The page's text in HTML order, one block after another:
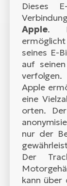
Dieses
Apple.
seines E-
auf
Apple
eine
orten.
nur der
Der
kann über